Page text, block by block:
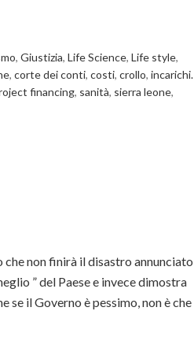
, Giustizia, Life Science, Life style,
, corte dei conti, costi, crollo, incarichi.
financing, sanità, sierra leone,
che non finirà il disastro annunciato
” del Paese e invece dimostra
se il Governo è pessimo, non è che